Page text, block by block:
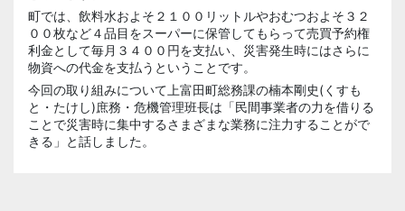
町では、飲料水およそ２１００リットルやおむつおよそ３２
００枚など４品目をスーパーに保管してもらって売買予約権
利金として毎月３４００円を支払い、災害発生時にはさらに
物資への代金を支払うということです。
今回の取り組みについて上富田町総務課の楠本剛史(くすも
と・たけし)庶務・危機管理班長は「民間事業者の力を借りる
ことで災害時に集中するさまざまな業務に注力することがで
きる」と話しました。